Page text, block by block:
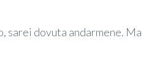
sarei dovuta andarmene. Ma